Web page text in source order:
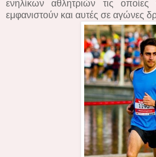
ενηλίκων αθλητριών τις
εμφανιστούν και αυτές σε αγώνες